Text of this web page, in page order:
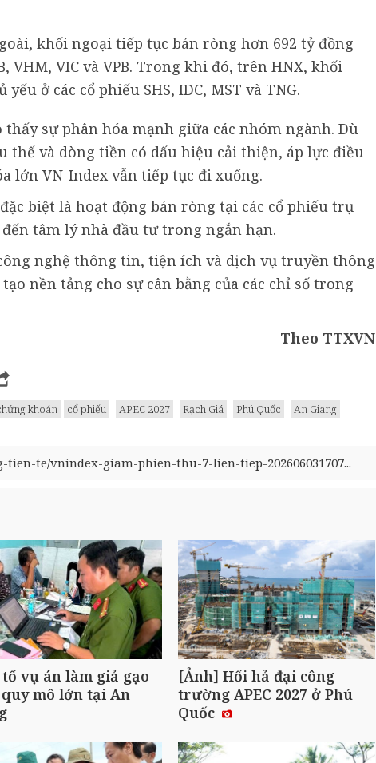
khối ngoại tiếp tục bán ròng hơn 692 tỷ đồng
VHM, VIC và VPB. Trong khi đó, trên HNX, khối
ở các cổ phiếu SHS, IDC, MST và TNG.
sự phân hóa mạnh giữa các nhóm ngành. Dù
thế và dòng tiền có dấu hiệu cải thiện, áp lực điều
lớn VN-Index vẫn tiếp tục đi xuống.
biệt là hoạt động bán ròng tại các cổ phiếu trụ
tâm lý nhà đầu tư trong ngắn hạn.
nghệ thông tin, tiện ích và dịch vụ truyền thông
nền tảng cho sự cân bằng của các chỉ số trong
Theo TTXVN
khoán cổ phiếu APEC 2027 Rạch Giá Phú Quốc
An Giang
te/vnindex-giam-phien-thu-7-lien-tiep-202606031707...
vụ án làm giả gạo
quy mô lớn tại An
[Ảnh] Hối hả đại công
trường APEC 2027 ở Phú
Quốc